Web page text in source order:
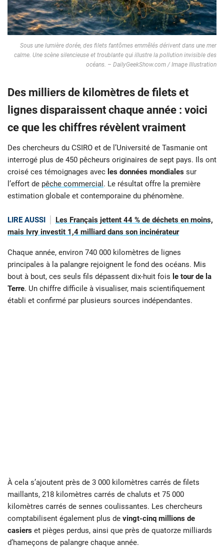
Sous une lumière dorée, des filets fantômes emmêlés dérivent dans une mer
calme. Une scène silencieuse et troublante qui illustre la pollution invisible des
océans. – DailyGeekShow.com / Image Illustration
Des milliers de kilomètres de filets et
lignes disparaissent chaque année : voici
ce que les chiffres révèlent vraiment
Des chercheurs du CSIRO et de l’Université de Tasmanie ont
interrogé plus de 450 pêcheurs originaires de sept pays. Ils ont
croisé ces témoignages avec les données mondiales sur
l’effort de pêche commercial . Le résultat offre la première
estimation globale et contemporaine du phénomène.
LIRE AUSSI
Les Français jettent 44 % de déchets en moins,
mais Ivry investit 1,4 milliard dans son incinérateur
Chaque année, environ 740 000 kilomètres de lignes
principales à la palangre rejoignent le fond des océans. Mis
bout à bout, ces seuls fils dépassent dix-huit fois le tour de la
Terre. Un chiffre difficile à visualiser, mais scientifiquement
établi et confirmé par plusieurs sources indépendantes.
À cela s’ajoutent près de 3 000 kilomètres carrés de filets
maillants, 218 kilomètres carrés de chaluts et 75 000
kilomètres carrés de sennes coulissantes. Les chercheurs
comptabilisent également plus de vingt-cinq millions de
casiers et pièges perdus, ainsi que près de quatorze milliards
d’hameçons de palangre chaque année.